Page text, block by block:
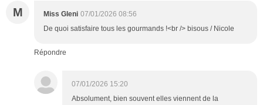
M Miss Gleni 07/01/2026 08:56
De quoi satisfaire tous les gourmands !<br /> bisous / Nicole
Répondre
07/01/2026 15:20
Absolument, bien souvent elles viennent de la